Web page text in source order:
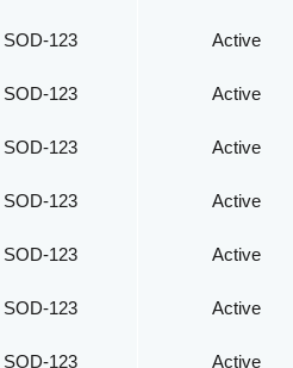
SOD-123 Active
SOD-123 Active
SOD-123 Active
SOD-123 Active
SOD-123 Active
SOD-123 Active
SOD-123 Active